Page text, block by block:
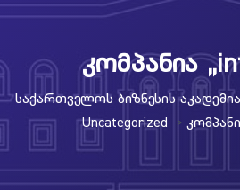
კომპანია
Საქართველოს Ბიზნესის
Uncategorized >